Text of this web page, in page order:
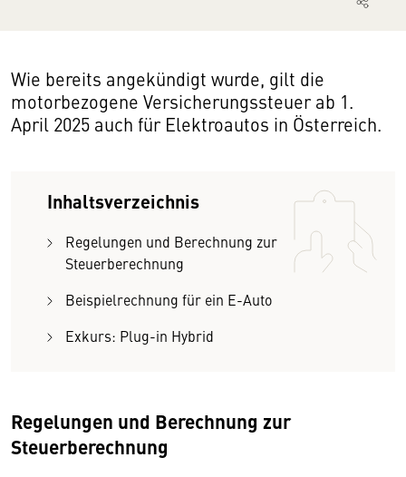
Wie bereits angekündigt wurde, gilt die
motorbezogene Versicherungssteuer ab 1.
April 2025 auch für Elektroautos in Österreich.
Inhaltsverzeichnis
Regelungen und Berechnung zur
Steuerberechnung
Beispielrechnung für ein E-Auto
Exkurs: Plug-in Hybrid
Regelungen und Berechnung zur
Steuerberechnung